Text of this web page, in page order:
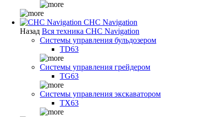
CHC Navigation
Назад Вся техника CHC Navigation
Системы управления бульдозером
TD63
Системы управления грейдером
TG63
Системы управления экскаватором
TX63